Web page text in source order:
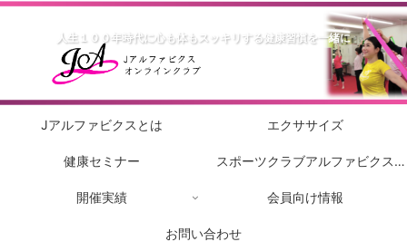
人生１００年時代に心も体もスッキリする健康習慣を一緒に
Jアルファビクスとは エクササイズ
健康セミナー スポーツクラブアルファビクス
2022
開催実績 会員向け情報
お問い合わせ